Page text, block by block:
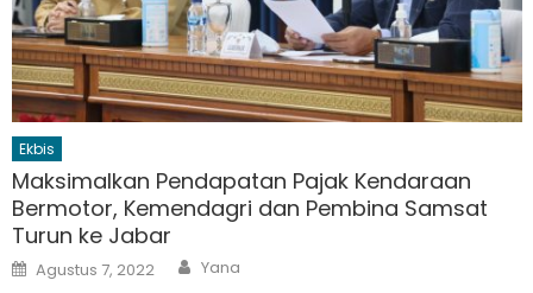
Ekbis
Maksimalkan Pendapatan Pajak Kendaraan
Bermotor, Kemendagri dan Pembina Samsat
Turun ke Jabar
Posted
on
Agustus 7, 2022 Author
Yana